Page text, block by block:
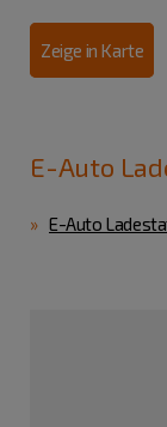
Zeige in Karte
E-Auto
E-Auto